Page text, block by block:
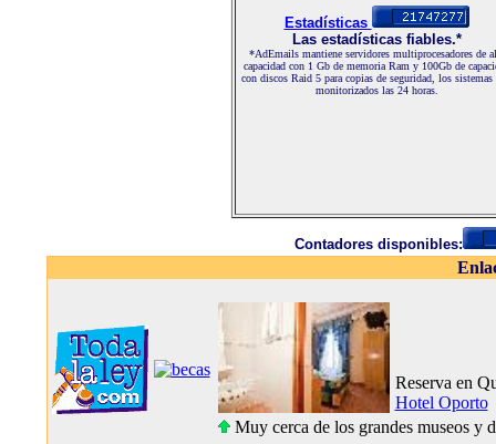
Estadísticas
Las estadísticas fiables.*
*AdEmails mantiene servidores multiprocesadores de
capacidad con 1 Gb de memoria Ram y 100Gb de
con discos Raid 5 para copias de seguridad, los sistemas
monitorizados las 24 horas.
Contadores disponibles:
Reserva en
Hotel Oporto
Muy cerca de los grandes museos y